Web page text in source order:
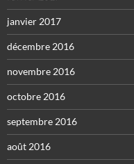
janvier 2017
décembre 2016
novembre 2016
octobre 2016
septembre 2016
août 2016